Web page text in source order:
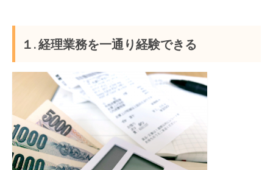
１. 経理業務を一通り経験できる